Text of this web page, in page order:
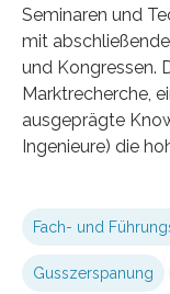
Seminaren und
mit
und Kongressen.
Marktrecherche,
ausgeprägte
Ingenieure) die
Fach- und
Gusszerspanung